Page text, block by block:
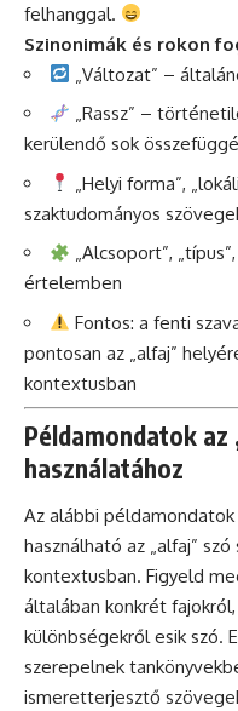
felhanggal.
Szinonimák és rokon
„Változat” –
„Rassz” –
kerülendő sok
„Helyi forma”,
szaktudományos
„Alcsoport”,
értelemben
Fontos: a fenti
pontosan az „alfaj”
kontextusban
Példamondatok
használatához
Az alábbi
használható az „alfaj”
kontextusban. Figyeld
általában konkrét
különbségekről esik szó.
szerepelnek
ismeretterjesztő